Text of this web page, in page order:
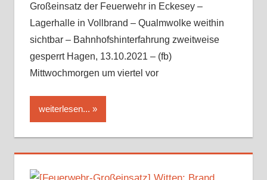
Großeinsatz der Feuerwehr in Eckesey –
Lagerhalle in Vollbrand – Qualmwolke weithin
sichtbar – Bahnhofshinterfahrung zweitweise
gesperrt Hagen, 13.10.2021 – (fb)
Mittwochmorgen um viertel vor
weiterlesen...